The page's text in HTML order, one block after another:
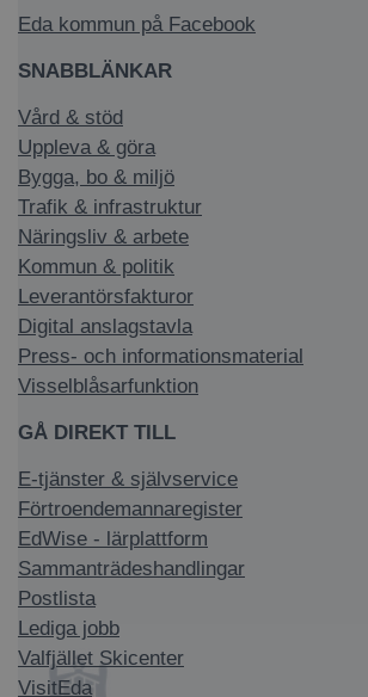
Eda kommun på Facebook
SNABBLÄNKAR
Vård & stöd
Uppleva & göra
Bygga, bo & miljö
Trafik & infrastruktur
Näringsliv & arbete
Kommun & politik
Leverantörsfakturor
Digital anslagstavla
Press- och informationsmaterial
Visselblåsarfunktion
GÅ DIREKT TILL
E-tjänster & självservice
Förtroendemannaregister
EdWise - lärplattform
Sammanträdeshandlingar
Postlista
Lediga jobb
Valfjället Skicenter
VisitEda